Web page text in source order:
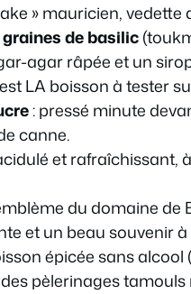
» mauricien,
graines de basilic
agar râpée et un
LA boisson à tester
: pressé minute
canne.
et rafraîchissant,
du domaine de
et un beau souvenir
épicée sans
pèlerinages